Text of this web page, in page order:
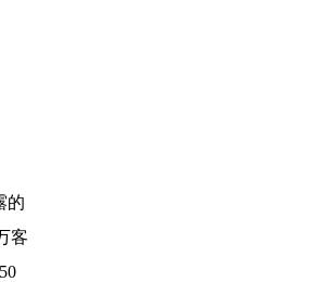
的
客